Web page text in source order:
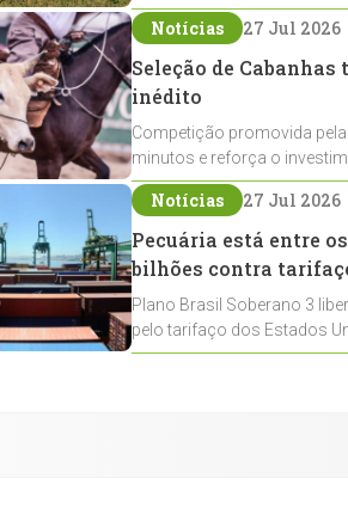
expansão na pecuária
Notícias 27 Jul 2026
Seleção de
inédito
Competição promovida
minutos e reforça o
Crioulos voltados ao laço
Notícias 27 Jul 2026
Pecuária está entre
bilhões contra
Plano Brasil Soberano 3
pelo tarifaço dos Estados
contemplados